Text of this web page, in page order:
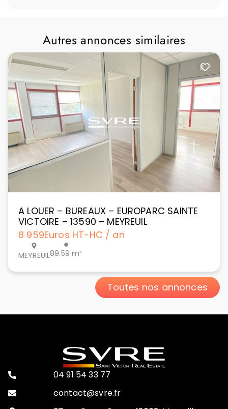
Autres annonces similaires
A LOUER – BUREAUX – EUROPARC SAINTE
VICTOIRE – 13590 – MEYREUIL
8 959Euros HT-HC / an
MEYREUIL89.59 m²
Toutes nos annonces
04 91 54 33 77
contact@svre.fr